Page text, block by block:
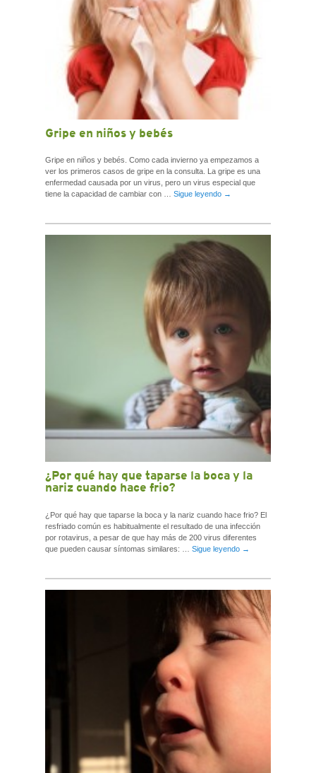
Gripe en niños y bebés
Gripe en niños y bebés. Como cada invierno ya empezamos a
ver los primeros casos de gripe en la consulta. La gripe es una
enfermedad causada por un virus, pero un virus especial que
tiene la capacidad de cambiar con … Sigue leyendo →
¿Por qué hay que taparse la boca y la
nariz cuando hace frio?
¿Por qué hay que taparse la boca y la nariz cuando hace frio? El
resfriado común es habitualmente el resultado de una infección
por rotavirus, a pesar de que hay más de 200 virus diferentes
que pueden causar síntomas similares: … Sigue leyendo →